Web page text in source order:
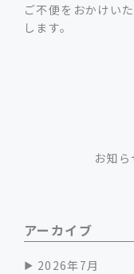
ご不便をおかけい
します。
お知
アーカイブ
2026年7月